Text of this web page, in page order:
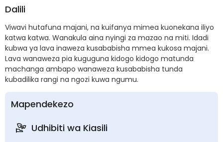
Dalili
Viwavi hutafuna majani, na kuifanya mimea kuonekana iliyo
katwa katwa. Wanakula aina nyingi za mazao na miti. Idadi
kubwa ya lava inaweza kusababisha mmea kukosa majani.
Lava wanaweza pia kuguguna kidogo kidogo matunda
machanga ambapo wanaweza kusababisha tunda
kubadilika rangi na ngozi kuwa ngumu.
Mapendekezo
Udhibiti wa Kiasili